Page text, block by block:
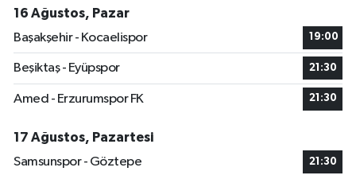
16 Ağustos, Pazar
Başakşehir - Kocaelispor
19:00
Beşiktaş - Eyüpspor 21:30
Amed - Erzurumspor FK 21:30
17 Ağustos, Pazartesi
Samsunspor - Göztepe
21:30